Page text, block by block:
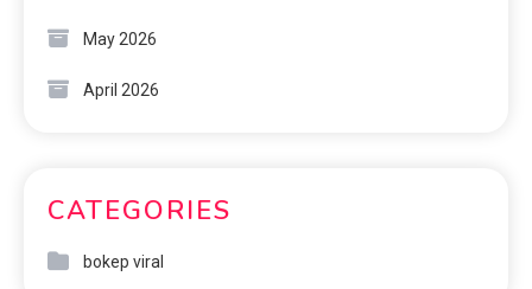
May 2026
April 2026
CATEGORIES
bokep viral